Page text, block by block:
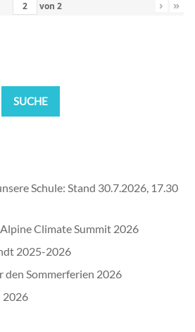
von 2 › »
SUCHE
Schule: Stand 30.7.2026, 17.30
Climate Summit 2026
2025-2026
den Sommerferien 2026
2026